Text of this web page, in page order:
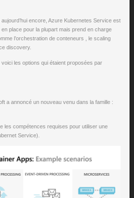
encore, Azure Kubernetes Service est
place pour la plupart mais prend en charge
l’orchestration de conteneurs , le scaling
discovery.
les options qui étaient proposées par
a annoncé un nouveau venu dans la famille :
les compétences requises pour utiliser une
Service).